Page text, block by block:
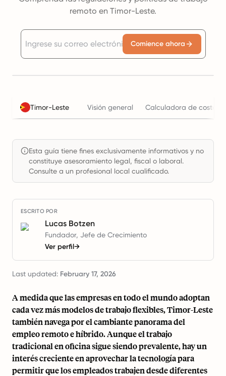
remoto en Timor-Leste.
Comience ahora
Timor-Leste Visión general Calculadora de costos
Esta guía tiene fines exclusivamente informativos y no
constituye asesoramiento legal, fiscal o laboral.
Consulte a un profesional local cualificado.
ESCRITO POR
Lucas Botzen
Fundador, Jefe de Crecimiento
Ver perfil→
Last updated: February 17, 2026
A medida que las empresas en todo el mundo adoptan
cada vez más modelos de trabajo flexibles, Timor-Leste
también navega por el cambiante panorama del
empleo remoto e híbrido. Aunque el trabajo
tradicional en oficina sigue siendo prevalente, hay un
interés creciente en aprovechar la tecnología para
permitir que los empleados trabajen desde diferentes